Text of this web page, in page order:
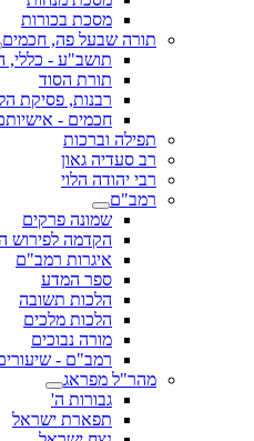
מסכת בכורות
תורה שבעל פה, חכמים
תושב"ע - כללי,
תורת הסוד
רבנות, פסיקת
חכמים -
תפילה וברכות
רב סעדיה גאון
רבי יהודה הלוי
רמב"ם
שמונה פרקים
הקדמה לפירוש
איגרות רמב"ם
ספר המדע
הלכות תשובה
הלכות מלכים
מורה נבוכים
רמב"ם -
מהר"ל מפראג
גבורות ה'
תפארת ישראל